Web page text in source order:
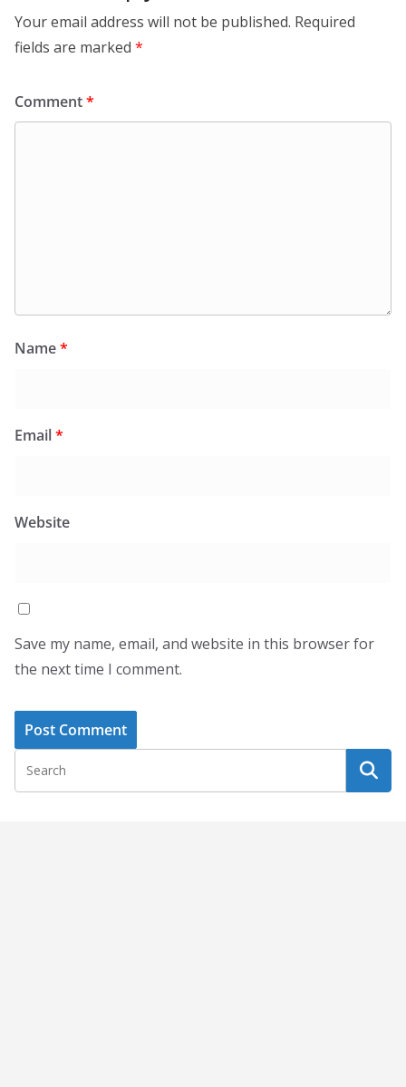
Your email address will not be published. Required
fields are marked *
Comment*
Name*
Email*
Website
Save my name, email, and website in this browser for
the next time I comment.